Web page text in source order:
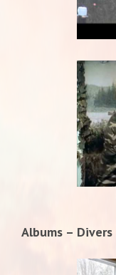
Albums – Divers